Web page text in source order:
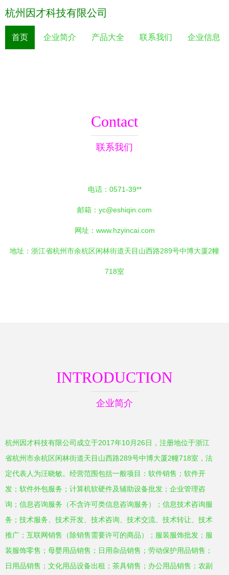
杭州因才科技有限公司
首页 企业简介 产品大全 联系我们 企业信息
Contact
联系我们
电话：0571-39**
邮箱： yc@eshiqin.com
网址： www.hzyincai.com
地址：浙江省杭州市余杭区闲林街道天目山西路289号中博大厦2幢
718室
INTRODUCTION
企业简介
杭州因才科技有限公司成立于2017年10月26日，注册地位于浙江
省杭州市余杭区闲林街道天目山西路289号中博大厦2幢718室，法
定代表人为汪晓敏。经营范围包括一般项目：软件销售；软件开
发；软件外包服务；计算机软硬件及辅助设备批发；企业管理咨
询；信息咨询服务（不含许可类信息咨询服务）；信息技术咨询服
务；技术服务、技术开发、技术咨询、技术交流、技术转让、技术
推广；互联网销售（除销售需要许可的商品）；服装服饰批发；服
装服饰零售；母婴用品销售；日用杂品销售；劳动保护用品销售；
日用品销售；文化用品设备出租；茶具销售；办公用品销售；农副